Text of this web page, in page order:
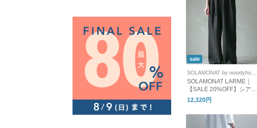
sale
SOLAMONAT LARME｜
【SALE 20%OFF】シアー
ナイロンイージーパンツ
ボトムス ワイドパンツ lar
m-it-snpt
12,320円